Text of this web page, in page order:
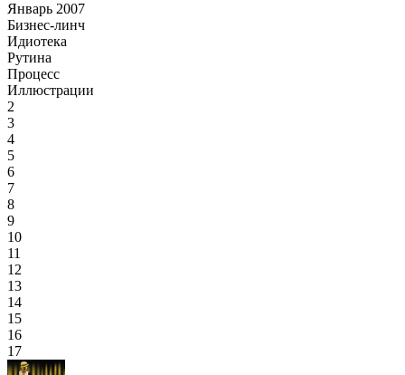
Январь 2007
Бизнес-линч
Идиотека
Рутина
Процесс
Иллюстрации
2
3
4
5
6
7
8
9
10
11
12
13
14
15
16
17